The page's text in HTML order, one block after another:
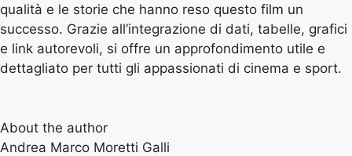
qualità e le storie che hanno reso questo film un
successo. Grazie all’integrazione di dati, tabelle, grafici
e link autorevoli, si offre un approfondimento utile e
dettagliato per tutti gli appassionati di cinema e sport.
About the author
Andrea Marco Moretti Galli